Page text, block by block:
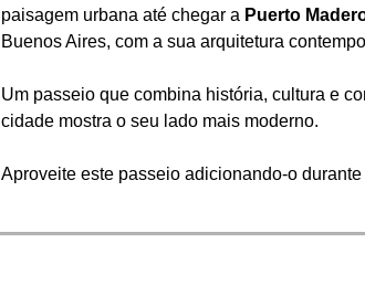
paisagem urbana até chegar a Puerto
Buenos Aires, com a sua arquitetura
Um passeio que combina história, cultura e
cidade mostra o seu lado mais moderno.
Aproveite este passeio adicionando-o